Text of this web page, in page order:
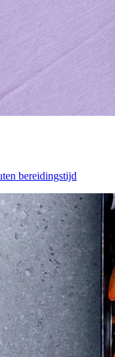
bereidingstijd